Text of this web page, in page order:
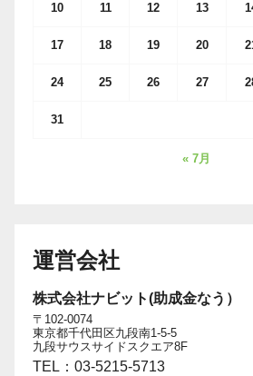
10 11 12 13
17 18 19 20
24 25 26 27
31
« 7月
運営会社
株式会社ナビット(助成金なう）
〒102-0074
東京都千代田区九段南1-5-5
九段サウスサイドスクエア8F
TEL：03-5215-5713